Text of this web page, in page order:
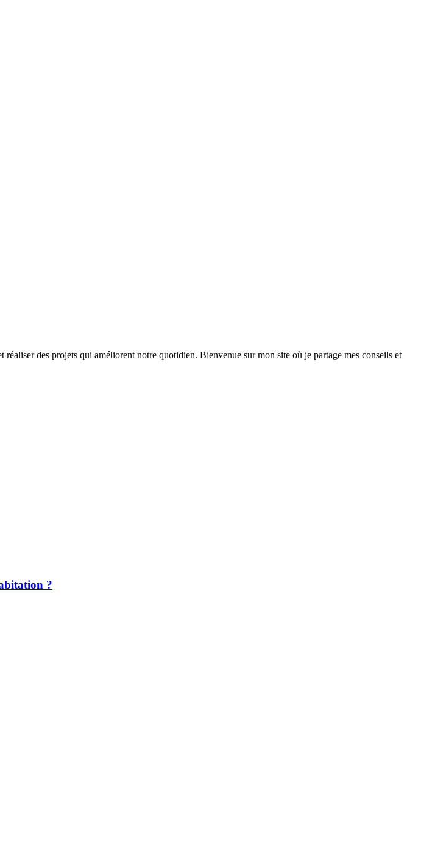
des projets qui améliorent notre quotidien. Bienvenue sur mon site où je partage mes conseils et
?